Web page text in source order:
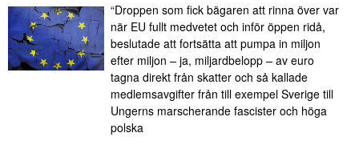
“Droppen som fick bägaren att rinna över var
när EU fullt medvetet och inför öppen ridå,
beslutade att fortsätta att pumpa in miljon
efter miljon – ja, miljardbelopp – av euro
tagna direkt från skatter och så kallade
medlemsavgifter från till exempel Sverige till
Ungerns marscherande fascister och höga
polska